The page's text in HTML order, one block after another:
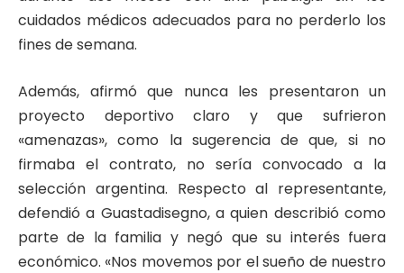
cuidados médicos adecuados para no perderlo los
fines de semana.
Además, afirmó que nunca les presentaron un
proyecto deportivo claro y que sufrieron
«amenazas», como la sugerencia de que, si no
firmaba el contrato, no sería convocado a la
selección argentina. Respecto al representante,
defendió a Guastadisegno, a quien describió como
parte de la familia y negó que su interés fuera
económico. «Nos movemos por el sueño de nuestro